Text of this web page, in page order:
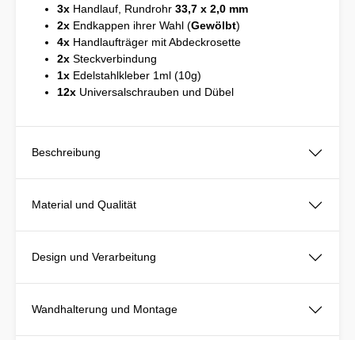
3x Handlauf, Rundrohr 33,7 x 2,0 mm
2x Endkappen ihrer Wahl (Gewölbt)
4x Handlaufträger mit Abdeckrosette
2x Steckverbindung
1x Edelstahlkleber 1ml (10g)
12x Universalschrauben und Dübel
Beschreibung
Material und Qualität
Design und Verarbeitung
Wandhalterung und Montage